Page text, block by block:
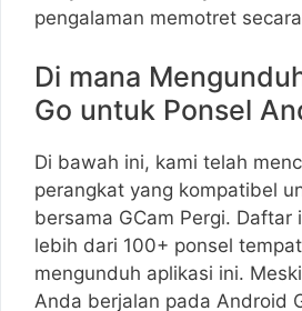
pengalaman memotret
Di mana
Go untuk Ponsel
Di bawah ini, kami telah
perangkat yang kompatibel
bersama GCam Pergi. Daftar
lebih dari 100+ ponsel
mengunduh aplikasi ini.
Anda berjalan pada Android